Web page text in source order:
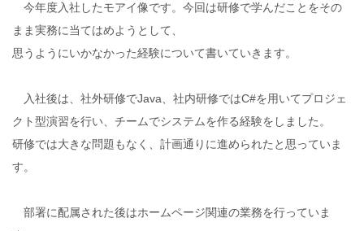
今年度入社したモアイ像です。今回は研修で学んだことをその
まま実務に当てはめようとして、
思うようにいかなかった経験について書いていきます。
入社後は、社外研修でJava、社内研修ではC#を用いてプロジェ
クト型演習を行い、チームでシステムを作る経験をしました。
研修では大きな問題もなく、計画通りに進められたと思っていま
す。
部署に配属された後はホームページ関連の業務を行っていま